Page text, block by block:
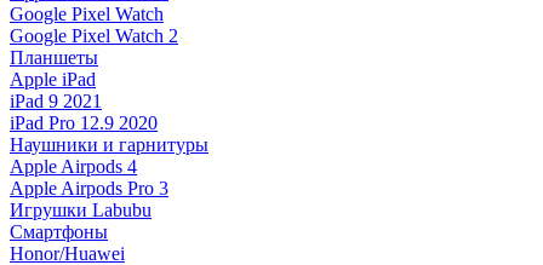
Google Pixel Watch
Google Pixel Watch 2
Планшеты
Apple iPad
iPad 9 2021
iPad Pro 12.9 2020
Наушники и гарнитуры
Apple Airpods 4
Apple Airpods Pro 3
Игрушки Labubu
Смартфоны
Honor/Huawei